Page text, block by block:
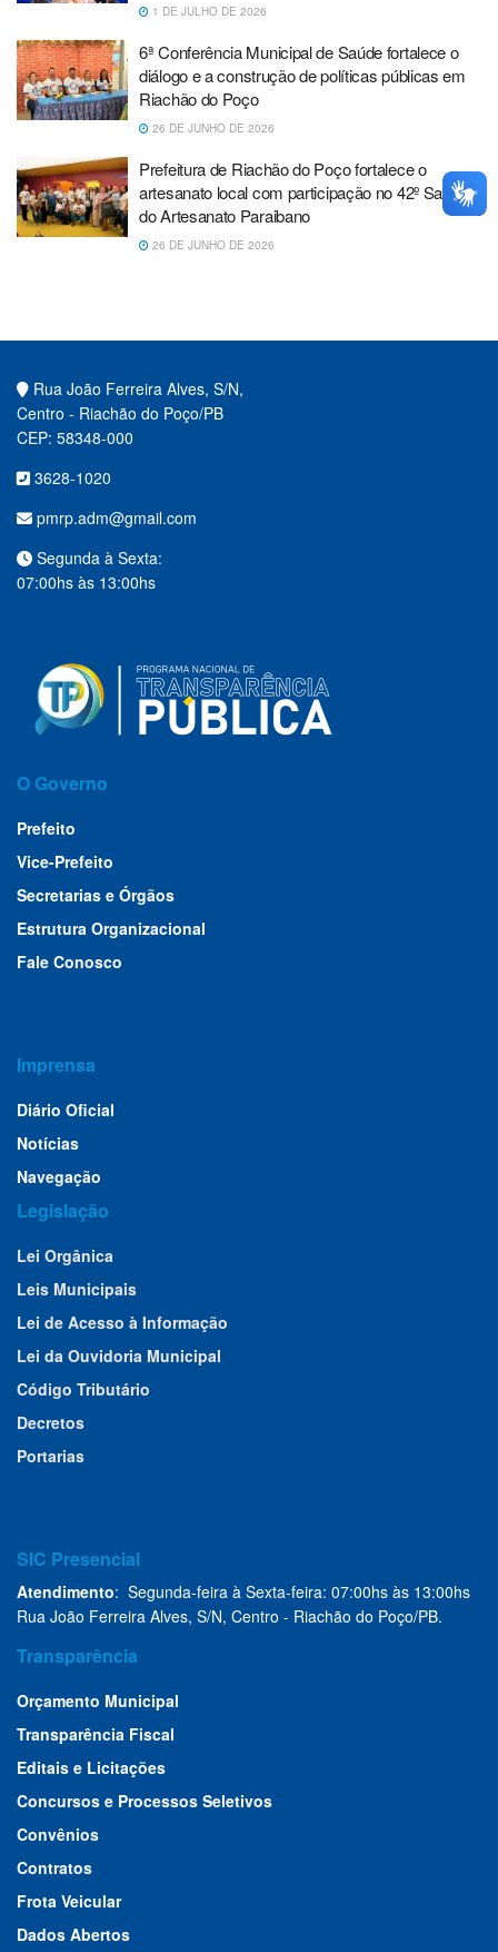
1 DE JULHO DE 2026
6ª Conferência Municipal de Saúde fortalece o
diálogo e a construção de políticas públicas em
Riachão do Poço
26 DE JUNHO DE 2026
Prefeitura de Riachão do Poço fortalece o
artesanato local com participação no 42º Salão
do Artesanato Paraibano
26 DE JUNHO DE 2026
Rua João Ferreira Alves, S/N,
Centro - Riachão do Poço/PB
CEP: 58348-000
3628-1020
pmrp.adm@gmail.com
Segunda à Sexta:
07:00hs às 13:00hs
O Governo
Prefeito
Vice-Prefeito
Secretarias e Órgãos
Estrutura Organizacional
Fale Conosco
Imprensa
Diário Oficial
Notícias
Navegação
Legislação
Lei Orgânica
Leis Municipais
Lei de Acesso à Informação
Lei da Ouvidoria Municipal
Código Tributário
Decretos
Portarias
SIC Presencial
Atendimento: Segunda-feira à Sexta-feira: 07:00hs às 13:00hs
Rua João Ferreira Alves, S/N, Centro - Riachão do Poço/PB.
Transparência
Orçamento Municipal
Transparência Fiscal
Editais e Licitações
Concursos e Processos Seletivos
Convênios
Contratos
Frota Veicular
Dados Abertos